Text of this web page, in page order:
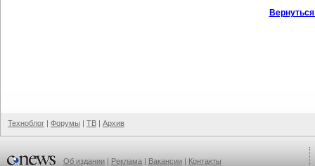
Техноблог | Форумы | ТВ | Архив
Об издании | Реклама | Вакансии | Контакты